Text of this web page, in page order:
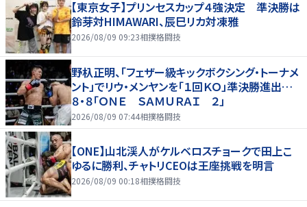
【東京女子】プリンセスカップ４強決定 準決勝は
鈴芽対HIMAWARI、辰巳リカ対凍雅
2026/08/09 09:23相撲格闘技
野杁正明、「フェザー級キックボクシング・トーナメ
ント」でリウ・メンヤンを「１回ＫＯ」準決勝進出…
８・８「ＯＮＥ ＳＡＭＵＲＡＩ ２」
2026/08/09 07:44相撲格闘技
【ONE】山北渓人がケルベロスチョークで田上こ
ゆるに勝利、チャトリCEOは王座挑戦を明言
2026/08/09 00:18相撲格闘技